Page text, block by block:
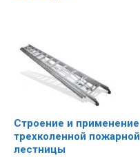
Строение и применение
трехколенной пожарной
лестницы